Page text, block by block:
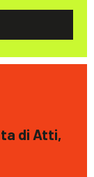
di Atti,